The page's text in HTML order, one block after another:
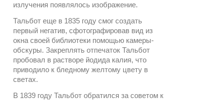
излучения появлялось изображение.
Тальбот еще в 1835 году смог создать
первый негатив, сфотографировав вид из
окна своей библиотеки помощью камеры-
обскуры. Закреплять отпечаток Тальбот
пробовал в растворе йодида калия, что
приводило к бледному желтому цвету в
светах.
В 1839 году Тальбот обратился за советом к